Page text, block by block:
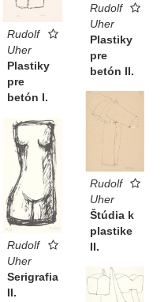
Rudolf
Uher
Plastiky
pre
betón I.
Rudolf
Uher
Plastiky
pre
betón II.
Rudolf
Uher
Štúdia k
plastike
II.
Rudolf
Uher
Serigrafia
II.